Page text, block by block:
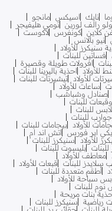
نايك اسيكس مانجو
رالف لورين تومي هليفيجر
كلاين كونفرس لاكوست
نيو بالانس
سنيكرز للأولاد
فساتين للبنات
افرولات طويلة وقصيرة
للأولاد
احذية باليرينا للبنات
للأولاد
تيشيرتات للبنات
ساعات للأولاد
صنادل وشباشب
للبنات
للبنات
للبنات
للأولاد
بيجامات للبنات
اير فورس
اتش اند ام
للأولاد
سنيكرز للبنات
بليسوت للبنات
معاطف للأولاد
سلايدز للبنات
قبعات للأولاد
أطقم متعددة للبنات
سباحة للأولاد
نوم للبنات
بنات مريحة
رياضية
سنيكرز للبنات
للبنات حقائب يد للبنات